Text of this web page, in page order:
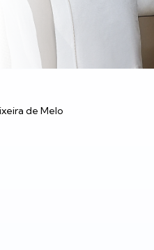
de Melo